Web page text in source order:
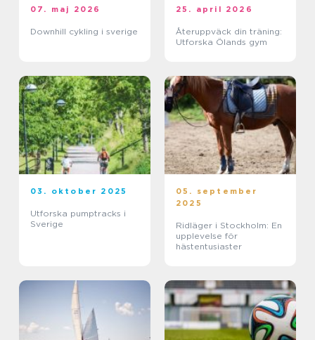
07. maj 2026
Downhill cykling i sverige
25. april 2026
Återuppväck din träning:
Utforska Ölands gym
03. oktober 2025
Utforska pumptracks i
Sverige
05. september
2025
Ridläger i Stockholm: En
upplevelse för
hästentusiaster